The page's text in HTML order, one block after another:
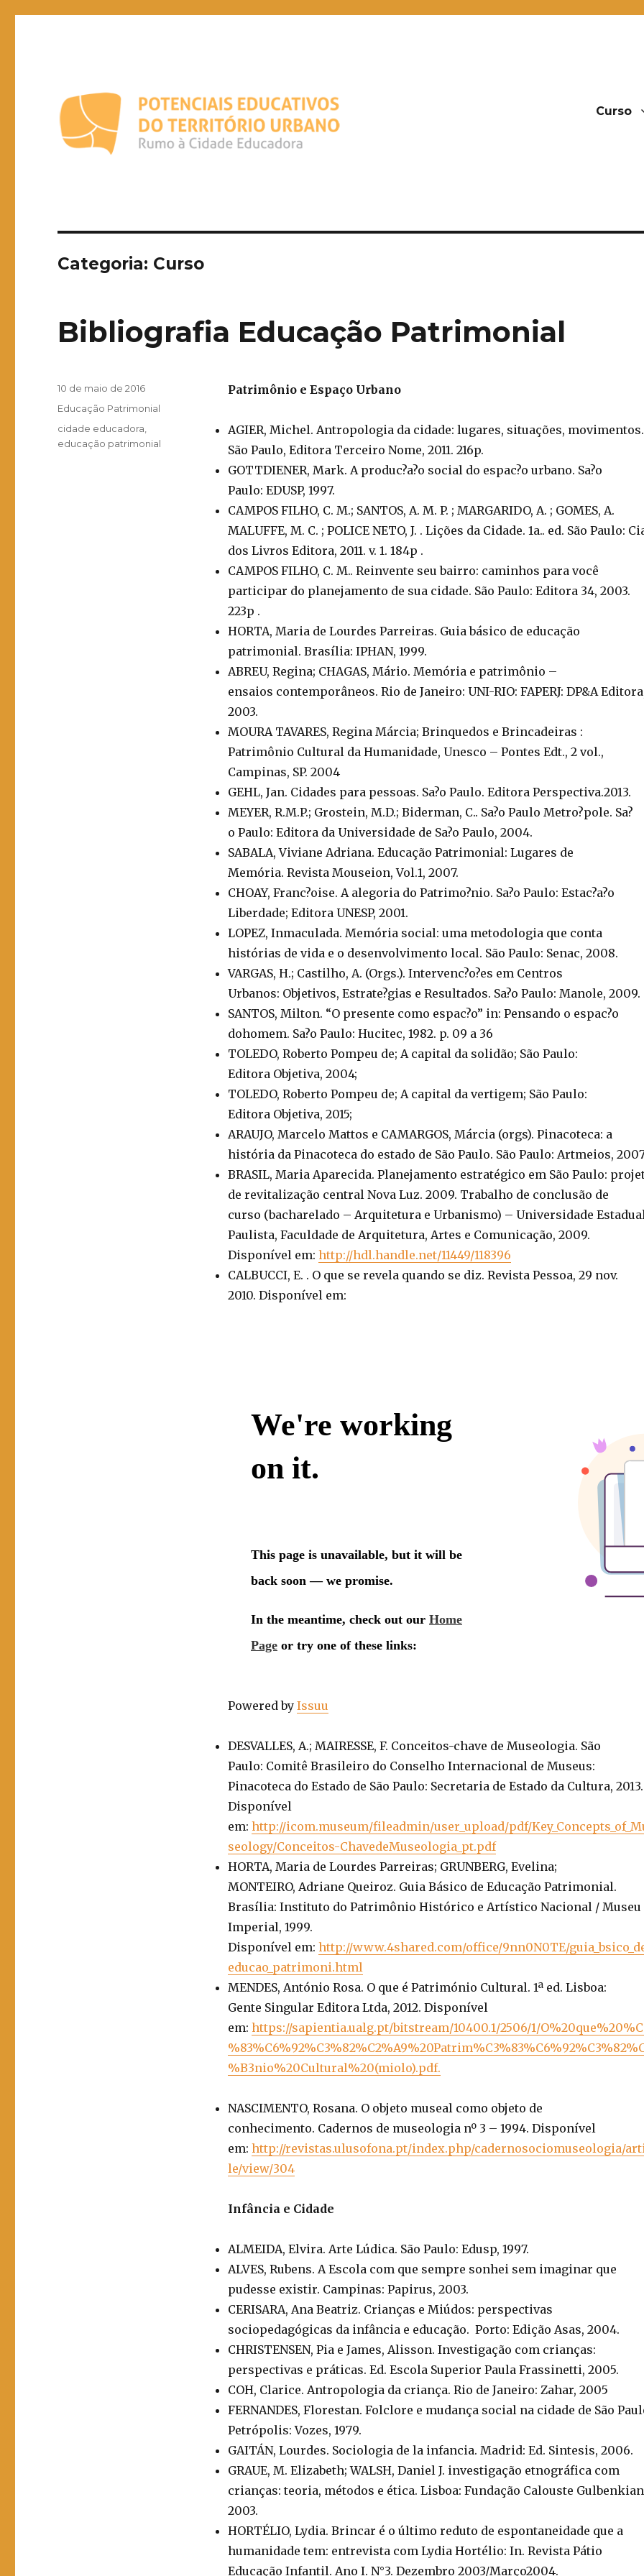
Potenciais Educativos do Território Urbano
Curso
Categoria: Curso
Bibliografia Educação Patrimonial
Patrimônio e Espaço Urbano
AGIER, Michel. Antropologia da cidade: lugares, situações, movimentos.
São Paulo, Editora Terceiro Nome, 2011. 216p.
GOTTDIENER, Mark. A produc?a?o social do espac?o urbano. Sa?o
Paulo: EDUSP, 1997.
CAMPOS FILHO, C. M.; SANTOS, A. M. P. ; MARGARIDO, A. ; GOMES, A.
MALUFFE, M. C. ; POLICE NETO, J. . Lições da Cidade. 1a.. ed. São Paulo:
dos Livros Editora, 2011. v. 1. 184p .
CAMPOS FILHO, C. M.. Reinvente seu bairro: caminhos para você
participar do planejamento de sua cidade. São Paulo: Editora 34, 2003.
223p .
HORTA, Maria de Lourdes Parreiras. Guia básico de educação
patrimonial. Brasília: IPHAN, 1999.
ABREU, Regina; CHAGAS, Mário. Memória e patrimônio –
ensaios contemporâneos. Rio de Janeiro: UNI-RIO: FAPERJ: DP&A
2003.
MOURA TAVARES, Regina Márcia; Brinquedos e Brincadeiras :
Patrimônio Cultural da Humanidade, Unesco – Pontes Edt., 2 vol.,
Campinas, SP. 2004
GEHL, Jan. Cidades para pessoas. Sa?o Paulo. Editora Perspectiva.2013.
MEYER, R.M.P.; Grostein, M.D.; Biderman, C.. Sa?o Paulo Metro?pole. Sa?
o Paulo: Editora da Universidade de Sa?o Paulo, 2004.
SABALA, Viviane Adriana. Educação Patrimonial: Lugares de
Memória. Revista Mouseion, Vol.1, 2007.
CHOAY, Franc?oise. A alegoria do Patrimo?nio. Sa?o Paulo: Estac?a?o
Liberdade; Editora UNESP, 2001.
LOPEZ, Inmaculada. Memória social: uma metodologia que conta
histórias de vida e o desenvolvimento local. São Paulo: Senac, 2008.
VARGAS, H.; Castilho, A. (Orgs.). Intervenc?o?es em Centros
Urbanos: Objetivos, Estrate?gias e Resultados. Sa?o Paulo: Manole, 2009.
SANTOS, Milton. “O presente como espac?o” in: Pensando o espac?o
dohomem. Sa?o Paulo: Hucitec, 1982. p. 09 a 36
TOLEDO, Roberto Pompeu de; A capital da solidão; São Paulo:
Editora Objetiva, 2004;
TOLEDO, Roberto Pompeu de; A capital da vertigem; São Paulo:
Editora Objetiva, 2015;
ARAUJO, Marcelo Mattos e CAMARGOS, Márcia (orgs). Pinacoteca: a
história da Pinacoteca do estado de São Paulo. São Paulo: Artmeios,
BRASIL, Maria Aparecida. Planejamento estratégico em São Paulo:
de revitalização central Nova Luz. 2009. Trabalho de conclusão de
curso (bacharelado – Arquitetura e Urbanismo) – Universidade
Paulista, Faculdade de Arquitetura, Artes e Comunicação, 2009.
Disponível em: http://hdl.handle.net/11449/118396
CALBUCCI, E. . O que se revela quando se diz. Revista Pessoa, 29 nov.
2010. Disponível em:
Powered by Issuu
DESVALLES, A.; MAIRESSE, F. Conceitos-chave de Museologia. São
Paulo: Comitê Brasileiro do Conselho Internacional de Museus:
Pinacoteca do Estado de São Paulo: Secretaria de Estado da Cultura, 2013.
Disponível
em: http://icom.museum/fileadmin/user_upload/pdf/
seology/Conceitos-ChavedeMuseologia_pt.pdf
HORTA, Maria de Lourdes Parreiras; GRUNBERG, Evelina;
MONTEIRO, Adriane Queiroz. Guia Básico de Educação Patrimonial.
Brasília: Instituto do Patrimônio Histórico e Artístico Nacional / Museu
Imperial, 1999.
Disponível em: http://www.4shared.com/office/9nn0N0TE/
educao_patrimoni.html
MENDES, António Rosa. O que é Património Cultural. 1ª ed. Lisboa:
Gente Singular Editora Ltda, 2012. Disponível
em: https://sapientia.ualg.pt/bitstream/10400.1/2506/1/
%B3nio%20Cultural%20(miolo).pdf.
NASCIMENTO, Rosana. O objeto museal como objeto de
conhecimento. Cadernos de museologia nº 3 – 1994. Disponível
em: http://revistas.ulusofona.pt/index.php/cadernosociomuseologia/
le/view/304
Infância e Cidade
ALMEIDA, Elvira. Arte Lúdica. São Paulo: Edusp, 1997.
ALVES, Rubens. A Escola com que sempre sonhei sem imaginar que
pudesse existir. Campinas: Papirus, 2003.
CERISARA, Ana Beatriz. Crianças e Miúdos: perspectivas
sociopedagógicas da infância e educação. Porto: Edição Asas, 2004.
CHRISTENSEN, Pia e James, Alisson. Investigação com crianças:
perspectivas e práticas. Ed. Escola Superior Paula Frassinetti, 2005.
COH, Clarice. Antropologia da criança. Rio de Janeiro: Zahar, 2005
FERNANDES, Florestan. Folclore e mudança social na cidade de São
Petrópolis: Vozes, 1979.
GAITÁN, Lourdes. Sociologia de la infancia. Madrid: Ed. Sintesis, 2006.
GRAUE, M. Elizabeth; WALSH, Daniel J. investigação etnográfica com
crianças: teoria, métodos e ética. Lisboa: Fundação Calouste
2003.
HORTÉLIO, Lydia. Brincar é o último reduto de espontaneidade que a
humanidade tem: entrevista com Lydia Hortélio: In. Revista Pátio
Educação Infantil. Ano I. N°3. Dezembro 2003/Março2004.
Publicado
em
10 de maio de 2016
Categorias
Educação Patrimonial
Tags
cidade educadora
educação patrimonial